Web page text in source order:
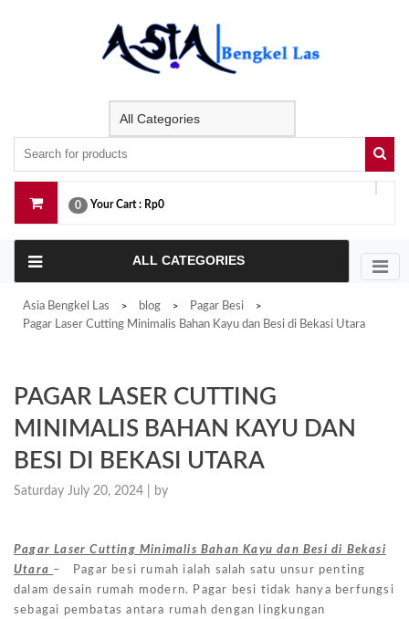
0 Your Cart : Rp0
ALL CATEGORIES
Asia Bengkel Las > blog > Pagar Besi >
Pagar Laser Cutting Minimalis Bahan Kayu dan Besi di Bekasi Utara
PAGAR LASER CUTTING
MINIMALIS BAHAN KAYU DAN
BESI DI BEKASI UTARA
Saturday July 20, 2024 | by
Pagar Laser Cutting Minimalis Bahan Kayu dan Besi di Bekasi
Utara – Pagar besi rumah ialah salah satu unsur penting
dalam desain rumah modern. Pagar besi tidak hanya berfungsi
sebagai pembatas antara rumah dengan lingkungan